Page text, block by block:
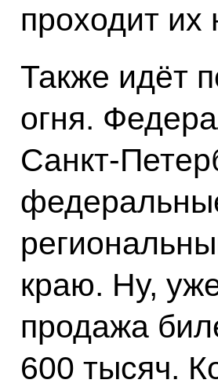
проходит их
Также идёт
огня.
Санкт-
краю. Ну,
продажа
600 тысяч.